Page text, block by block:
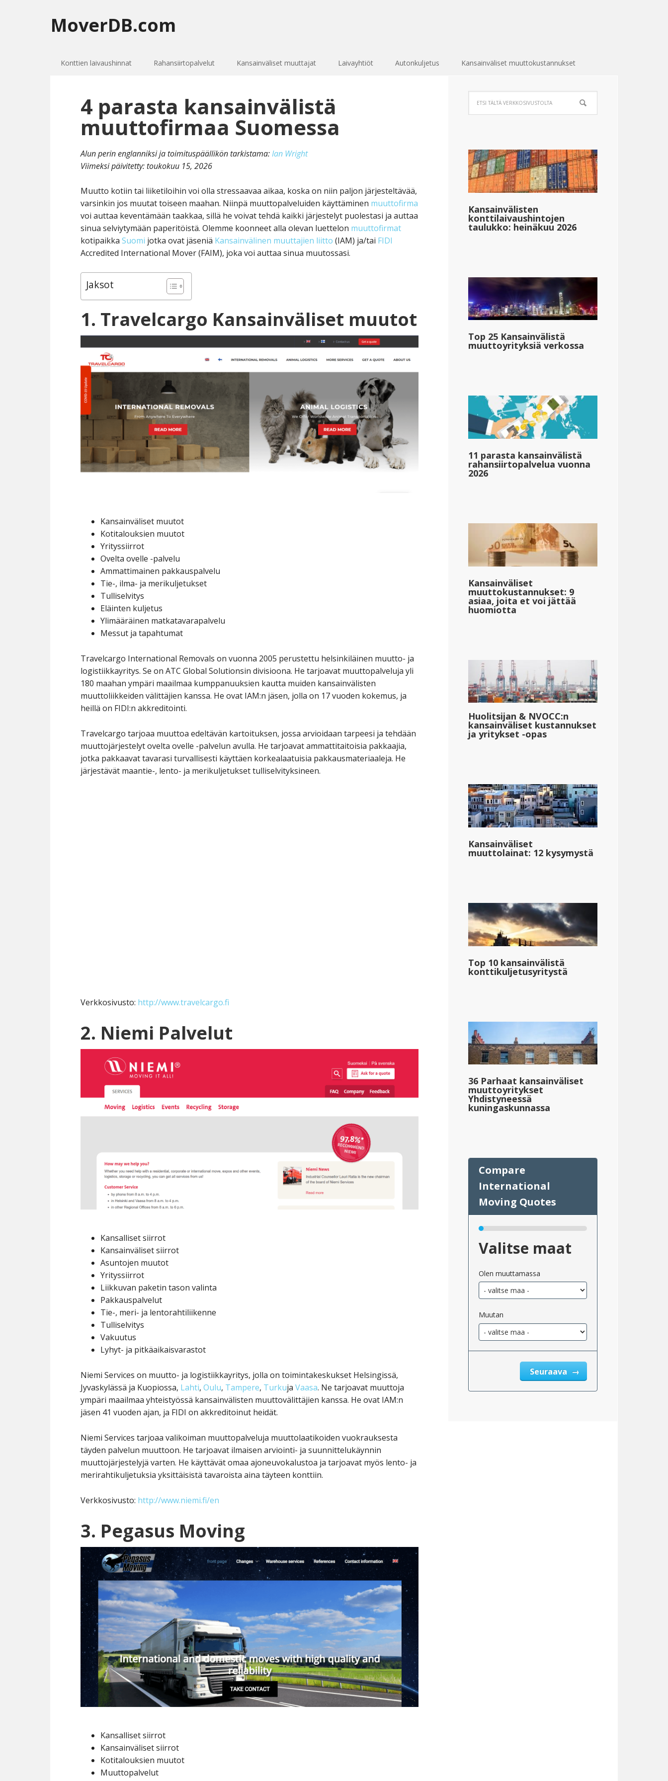
MoverDB.com
Konttien laivaushinnat Rahansiirtopalvelut Kansainväliset muuttajat Laivayhtiöt Autonkuljetus Kansainväliset muuttokustannukset
4 parasta kansainvälistä
muuttofirmaa Suomessa
Alun perin englanniksi ja toimituspäällikön tarkistama:Ian Wright
Viimeksi päivitetty:toukokuu 15, 2026
Muutto kotiin tai liiketiloihin voi olla stressaavaa aikaa, koska on niin paljon järjesteltävää,
varsinkin jos muutat toiseen maahan. Niinpä muuttopalveluiden käyttäminen muuttofirma
voi auttaa keventämään taakkaa, sillä he voivat tehdä kaikki järjestelyt puolestasi ja auttaa
sinua selviytymään paperitöistä. Olemme koonneet alla olevan luettelon muuttofirmat
kotipaikka Suomi jotka ovat jäseniä Kansainvälinen muuttajien liitto (IAM) ja/tai FIDI
Accredited International Mover (FAIM), joka voi auttaa sinua muutossasi.
Jaksot
1. Travelcargo Kansainväliset muutot
Kansainväliset muutot
Kotitalouksien muutot
Yrityssiirrot
Ovelta ovelle -palvelu
Ammattimainen pakkauspalvelu
Tie-, ilma- ja merikuljetukset
Tulliselvitys
Eläinten kuljetus
Ylimääräinen matkatavarapalvelu
Messut ja tapahtumat
Travelcargo International Removals on vuonna 2005 perustettu helsinkiläinen muutto- ja
logistiikkayritys. Se on ATC Global Solutionsin divisioona. He tarjoavat muuttopalveluja yli
180 maahan ympäri maailmaa kumppanuuksien kautta muiden kansainvälisten
muuttoliikkeiden välittäjien kanssa. He ovat IAM:n jäsen, jolla on 17 vuoden kokemus, ja
heillä on FIDI:n akkreditointi.
Travelcargo tarjoaa muuttoa edeltävän kartoituksen, jossa arvioidaan tarpeesi ja tehdään
muuttojärjestelyt ovelta ovelle -palvelun avulla. He tarjoavat ammattitaitoisia pakkaajia,
jotka pakkaavat tavarasi turvallisesti käyttäen korkealaatuisia pakkausmateriaaleja. He
järjestävät maantie-, lento- ja merikuljetukset tulliselvityksineen.
Verkkosivusto: http://www.travelcargo.fi
2. Niemi Palvelut
Kansalliset siirrot
Kansainväliset siirrot
Asuntojen muutot
Yrityssiirrot
Liikkuvan paketin tason valinta
Pakkauspalvelut
Tie-, meri- ja lentorahtiliikenne
Tulliselvitys
Vakuutus
Lyhyt- ja pitkäaikaisvarastot
Niemi Services on muutto- ja logistiikkayritys, jolla on toimintakeskukset Helsingissä,
Jyvaskylässä ja Kuopiossa, Lahti, Oulu, Tampere, Turkuja Vaasa. Ne tarjoavat muuttoja
ympäri maailmaa yhteistyössä kansainvälisten muuttovälittäjien kanssa. He ovat IAM:n
jäsen 41 vuoden ajan, ja FIDI on akkreditoinut heidät.
Niemi Services tarjoaa valikoiman muuttopalveluja muuttolaatikoiden vuokrauksesta
täyden palvelun muuttoon. He tarjoavat ilmaisen arviointi- ja suunnittelukäynnin
muuttojärjestelyjä varten. He käyttävät omaa ajoneuvokalustoa ja tarjoavat myös lento- ja
merirahtikuljetuksia yksittäisistä tavaroista aina täyteen konttiin.
Verkkosivusto: http://www.niemi.fi/en
3. Pegasus Moving
Kansalliset siirrot
Kansainväliset siirrot
Kotitalouksien muutot
Muuttopalvelut
Kansainvälisten
konttilaivaushintojen
taulukko: heinäkuu 2026
Top 25 Kansainvälistä
muuttoyrityksiä verkossa
11 parasta kansainvälistä
rahansiirtopalvelua vuonna
2026
Kansainväliset
muuttokustannukset: 9
asiaa, joita et voi jättää
huomiotta
Huolitsijan & NVOCC:n
kansainväliset kustannukset
ja yritykset -opas
Kansainväliset
muuttolainat: 12 kysymystä
Top 10 kansainvälistä
konttikuljetusyritystä
36 Parhaat kansainväliset
muuttoyritykset
Yhdistyneessä
kuningaskunnassa
Valitse maat
Olen muuttamassa
Muutan
Seuraava